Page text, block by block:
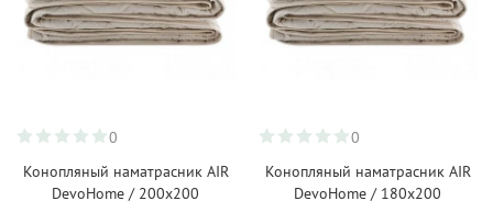
0
Конопляный наматрасник AIR
DevoHome / 200х200
0
Конопляный наматрасник AIR
DevoHome / 180х200